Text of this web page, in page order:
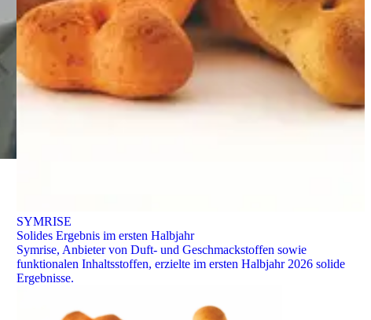
SYMRISE
Solides Ergebnis im ersten Halbjahr
Symrise, Anbieter von Duft- und Geschmackstoffen sowie
funktionalen Inhaltsstoffen, erzielte im ersten Halbjahr 2026 solide
Ergebnisse.